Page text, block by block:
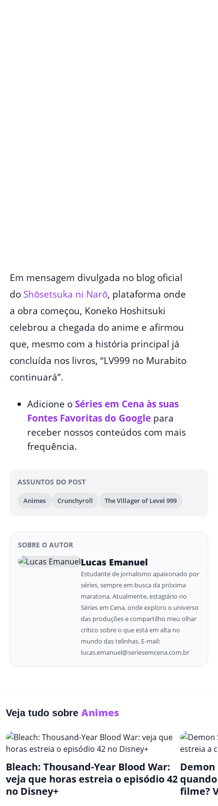
Em mensagem divulgada no blog oficial
do Shōsetsuka ni Narō, plataforma onde
a obra começou, Koneko Hoshitsuki
celebrou a chegada do anime e afirmou
que, mesmo com a história principal já
concluída nos livros, “LV999 no Murabito
continuará”.
Adicione oSéries em Cena às suas
Fontes Favoritas do Google para
receber nossos conteúdos com mais
frequência.
ASSUNTOS DO POST
Animes Crunchyroll The Villager of Level 999
SOBRE O AUTOR
Lucas Emanuel
Estudante de jornalismo apaixonado por
séries, sempre em busca da próxima
maratona. Atualmente, estagiário no
Séries em Cena, onde exploro o universo
das produções e compartilho meu olhar
crítico sobre o que está em alta no
mundo das telinhas. E-mail:
lucas.emanuel@seriesemcena.com.br
Veja tudo sobre Animes
Bleach: Thousand-Year Blood War:
veja que horas estreia o episódio 42
no Disney+
filme?